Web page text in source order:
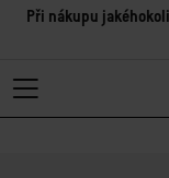
Při nákupu